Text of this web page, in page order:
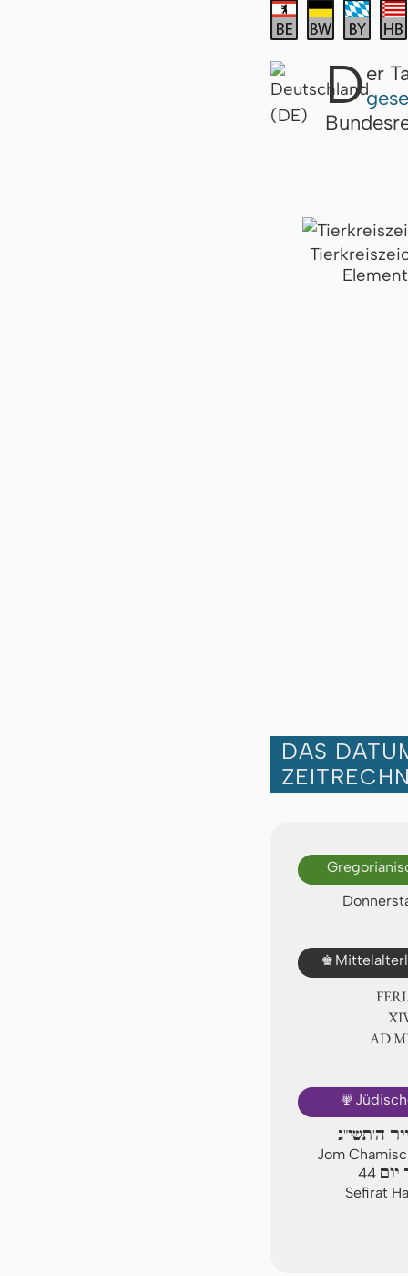
Der
DAS
♚
AD
🕎
ה'תשי"ג
Jom
44
Sefirat